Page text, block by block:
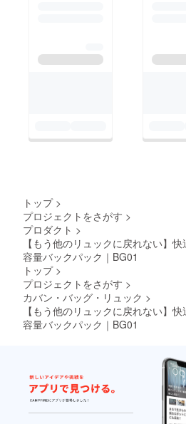
トップ >
プロジェクトをさがす >
プロダクト >
【もう他のリュックに戻れない】
容量バックパック｜BG01
トップ >
プロジェクトをさがす >
カバン・バッグ・リュック >
【もう他のリュックに戻れない】
容量バックパック｜BG01